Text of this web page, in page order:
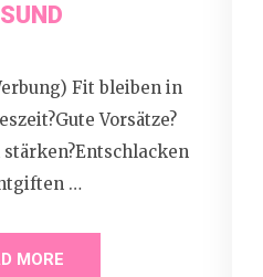
Fit bleiben in
Vorsätze?
…
MORE